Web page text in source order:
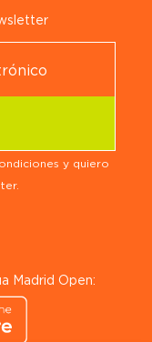
y quiero
Madrid Open: